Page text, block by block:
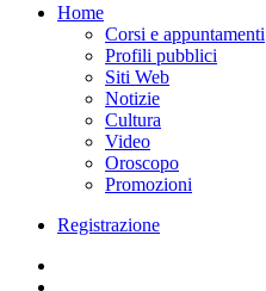
Home
Corsi e appuntamenti
Profili pubblici
Siti Web
Notizie
Cultura
Video
Oroscopo
Promozioni
Registrazione